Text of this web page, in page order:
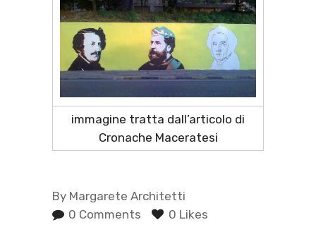
immagine tratta dall’articolo di
Cronache Maceratesi
By Margarete Architetti
0 Comments
0 Likes